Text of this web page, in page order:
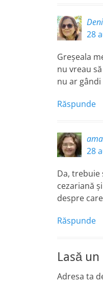
28
Greşeala
nu vreau
nu ar gândi
Răspunde
28
Da, trebuie
cezariană
despre
Răspunde
Lasă
Adresa ta